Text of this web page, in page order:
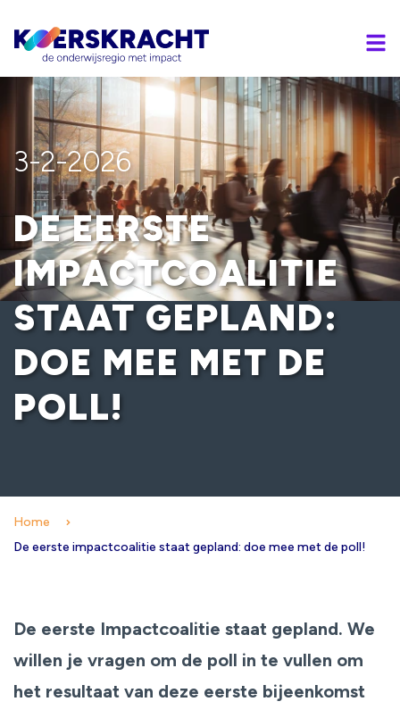
3-2-2026
DE EERSTE
IMPACTCOALITIE
STAAT GEPLAND:
DOE MEE MET DE
POLL!
Home
De eerste impactcoalitie staat gepland: doe mee met de poll!
De eerste Impactcoalitie staat gepland. We
willen je vragen om de poll in te vullen om
het resultaat van deze eerste bijeenkomst